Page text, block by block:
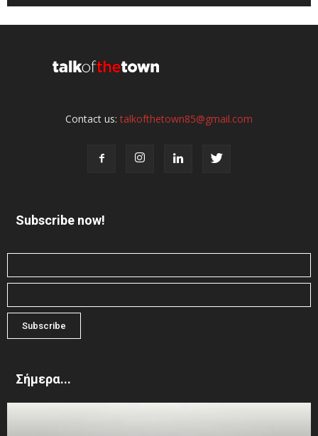
Contact us:talkofthetown85@gmail.com
Subscribe now!
Σήμερα...